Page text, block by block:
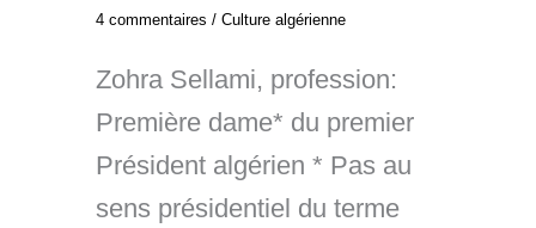
4 commentaires / Culture algérienne
Zohra Sellami, profession:
Première dame* du premier
Président algérien * Pas au
sens présidentiel du terme